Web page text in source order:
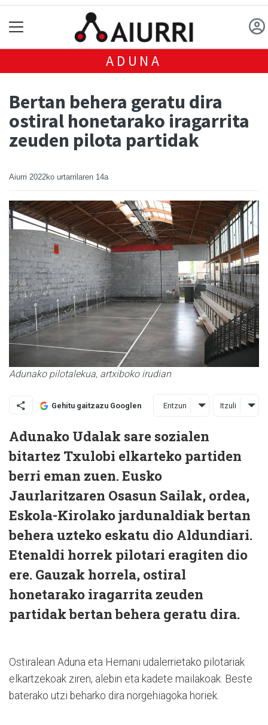
ADUNA
Bertan behera geratu dira
ostiral honetarako iragarrita
zeuden pilota partidak
Aiurri 2022ko urtarrilaren 14a
Adunako pilotalekua, artxiboko irudian
Gehitu gaitzazu Googlen Entzun Itzuli
Adunako Udalak sare sozialen
bitartez Txulobi elkarteko partiden
berri eman zuen. Eusko
Jaurlaritzaren Osasun Sailak, ordea,
Eskola-Kirolako jardunaldiak bertan
behera uzteko eskatu dio Aldundiari.
Etenaldi horrek pilotari eragiten dio
ere. Gauzak horrela, ostiral
honetarako iragarrita zeuden
partidak bertan behera geratu dira.
Ostiralean Aduna eta Hernani udalerrietako pilotariak
elkartzekoak ziren, alebin eta kadete mailakoak. Beste
baterako utzi beharko dira norgehiagoka horiek.